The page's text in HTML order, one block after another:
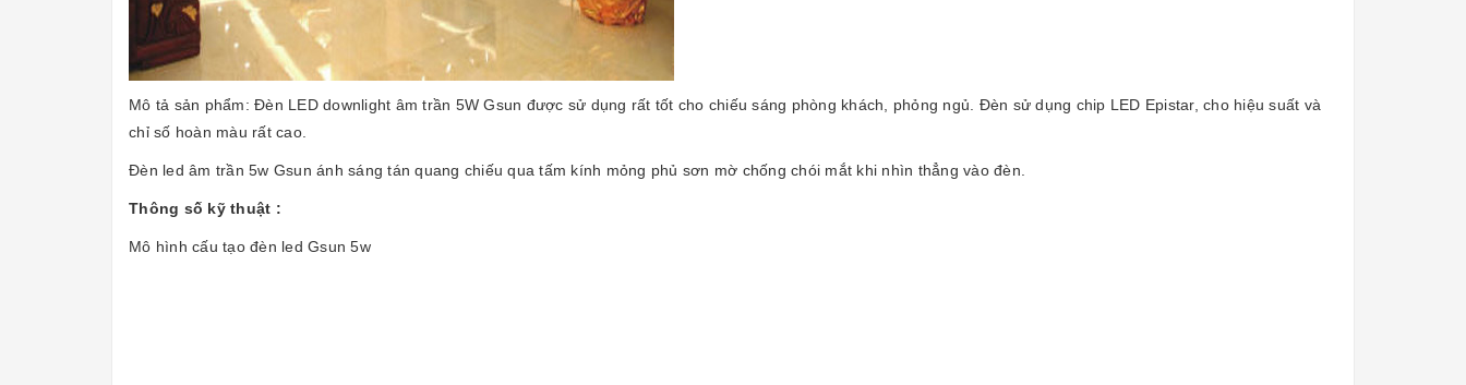
Mô tả sản phẩm: Đèn LED downlight âm trần 5W Gsun được sử dụng rất tốt cho chiếu sáng phòng khách, phỏng ngủ. Đèn sử dụng chip LED Epistar, cho hiệu suất và
chỉ số hoàn màu rất cao.
Đèn led âm trần 5w Gsun ánh sáng tán quang chiếu qua tấm kính mỏng phủ sơn mờ chống chói mắt khi nhìn thẳng vào đèn.
Thông số kỹ thuật :
Mô hình cấu tạo đèn led Gsun 5w